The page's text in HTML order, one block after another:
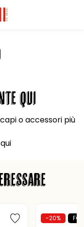
QUI
o accessori più
-20%